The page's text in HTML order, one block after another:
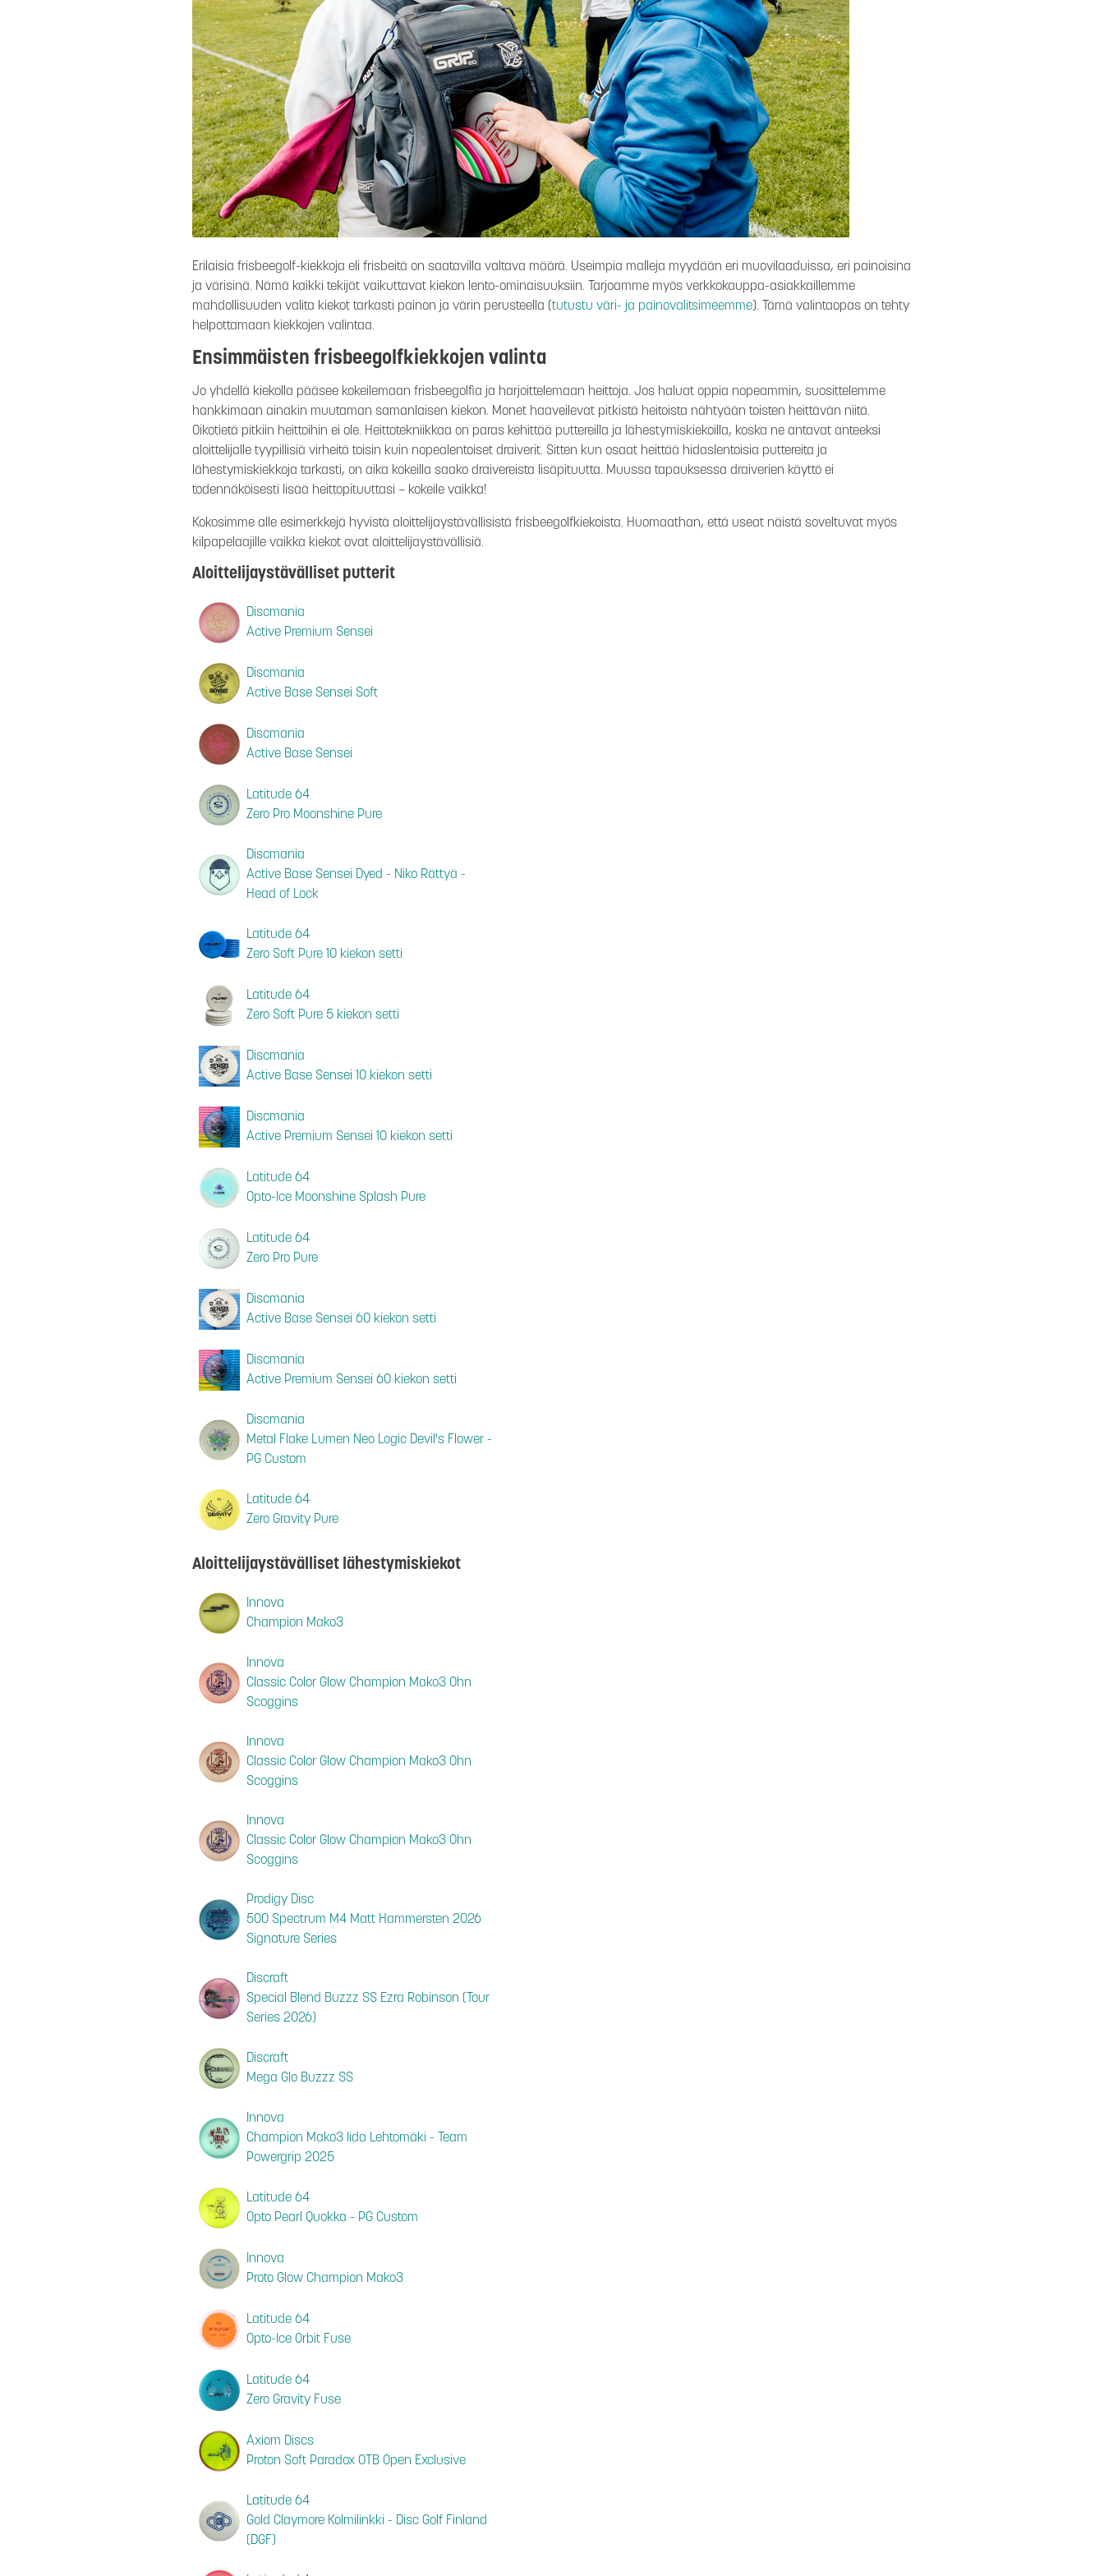
Erilaisia frisbeegolf-kiekkoja eli frisbeitä on saatavilla valtava määrä. Useimpia malleja myydään eri muovilaaduissa, eri painoisina
ja värisinä. Nämä kaikki tekijät vaikuttavat kiekon lento-ominaisuuksiin. Tarjoamme myös verkkokauppa-asiakkaillemme
mahdollisuuden valita kiekot tarkasti painon ja värin perusteella (tutustu väri- ja painovalitsimeemme). Tämä valintaopas on tehty
helpottamaan kiekkojen valintaa.
Ensimmäisten frisbeegolfkiekkojen valinta
Jo yhdellä kiekolla pääsee kokeilemaan frisbeegolfia ja harjoittelemaan heittoja. Jos haluat oppia nopeammin, suosittelemme
hankkimaan ainakin muutaman samanlaisen kiekon. Monet haaveilevat pitkistä heitoista nähtyään toisten heittävän niitä.
Oikotietä pitkiin heittoihin ei ole. Heittotekniikkaa on paras kehittää puttereilla ja lähestymiskiekoilla, koska ne antavat anteeksi
aloittelijalle tyypillisiä virheitä toisin kuin nopealentoiset draiverit. Sitten kun osaat heittää hidaslentoisia puttereita ja
lähestymiskiekkoja tarkasti, on aika kokeilla saako draivereista lisäpituutta. Muussa tapauksessa draiverien käyttö ei
todennäköisesti lisää heittopituuttasi – kokeile vaikka!
Kokosimme alle esimerkkejä hyvistä aloittelijaystävällisistä frisbeegolfkiekoista. Huomaathan, että useat näistä soveltuvat myös
kilpapelaajille vaikka kiekot ovat aloittelijaystävällisiä.
Aloittelijaystävälliset putterit
Discmania
Active Premium Sensei
Discmania
Active Base Sensei Soft
Discmania
Active Base Sensei
Latitude 64
Zero Pro Moonshine Pure
Discmania
Active Base Sensei Dyed - Niko Rättyä -
Head of Lock
Latitude 64
Zero Soft Pure 10 kiekon setti
Latitude 64
Zero Soft Pure 5 kiekon setti
Discmania
Active Base Sensei 10 kiekon setti
Discmania
Active Premium Sensei 10 kiekon setti
Latitude 64
Opto-Ice Moonshine Splash Pure
Latitude 64
Zero Pro Pure
Discmania
Active Base Sensei 60 kiekon setti
Discmania
Active Premium Sensei 60 kiekon setti
Discmania
Metal Flake Lumen Neo Logic Devil's Flower -
PG Custom
Latitude 64
Zero Gravity Pure
Aloittelijaystävälliset lähestymiskiekot
Innova
Champion Mako3
Innova
Classic Color Glow Champion Mako3 Ohn
Scoggins
Innova
Classic Color Glow Champion Mako3 Ohn
Scoggins
Innova
Classic Color Glow Champion Mako3 Ohn
Scoggins
Prodigy Disc
500 Spectrum M4 Matt Hammersten 2026
Signature Series
Discraft
Special Blend Buzzz SS Ezra Robinson (Tour
Series 2026)
Discraft
Mega Glo Buzzz SS
Innova
Champion Mako3 Iida Lehtomäki - Team
Powergrip 2025
Latitude 64
Opto Pearl Quokka - PG Custom
Innova
Proto Glow Champion Mako3
Latitude 64
Opto-Ice Orbit Fuse
Latitude 64
Zero Gravity Fuse
Axiom Discs
Proton Soft Paradox OTB Open Exclusive
Latitude 64
Gold Claymore Kolmilinkki - Disc Golf Finland
(DGF)